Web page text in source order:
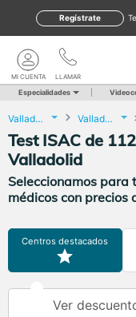
Regístrate
LLAMAR
MI CUENTA
Especialidades
Valladolid Valladolid
Test ISAC de
Valladolid
Seleccionamos para
médicos con precios
Centros destacados
Ver